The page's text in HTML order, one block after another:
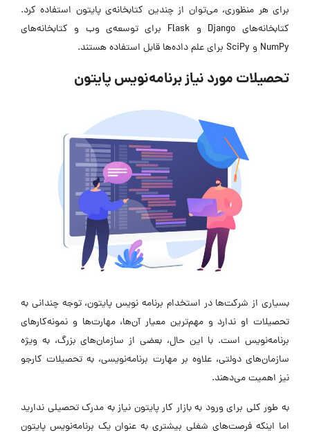
برای هر منظوری، می‌توان از چندین کتابخانه‌ی پایتون استفاده کرد.
کتابخانه‌های Django و Flask برای توسعه‌ی وب و کتابخانه‌های
NumPy و SciPy برای علم داده‌ها قابل استفاده هستند.
تحصیلات مورد نیاز برنامه‌نویس پایتون
بسیاری از شرکت‌ها در استخدام برنامه نویس پایتون، توجه چندانی به
تحصیلات او ندارد و مهم‌ترین معیار آن‌ها، مهارت‌ها و نمونه‌کارهای
برنامه‌نویس است. با این حال، بعضی از سازمان‌های بزرگ، به ویژه
سازمان‌های دولتی، علاوه بر مهارت برنامه‌نویسی، به تحصیلات کارجو
نیز اهمیت می‌دهند.
به طور کلی برای ورود به بازار کار پایتون نیاز به مدرک تحصیلی ندارید
اما اینکه فرصت‌های شغلی بیشتری به عنوان یک برنامه‌نویس پایتون